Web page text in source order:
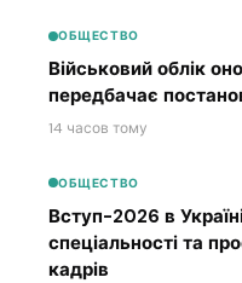
ОБЩЕСТВО
Військовий облік
передбачає
14 часов тому
ОБЩЕСТВО
Вступ-2026 в
спеціальності та
кадрів